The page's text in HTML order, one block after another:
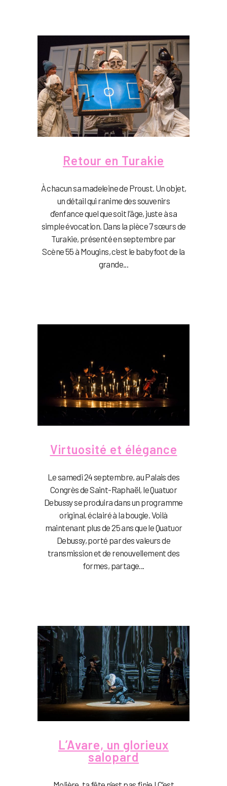
Retour en Turakie
À chacun sa madeleine de Proust. Un objet,
un détail qui ranime des souvenirs
d’enfance quel que soit l’âge, juste à sa
simple évocation. Dans la pièce 7 sœurs de
Turakie, présenté en septembre par
Scène 55 à Mougins, c’est le babyfoot de la
grande...
Virtuosité et élégance
Le samedi 24 septembre, au Palais des
Congrès de Saint-Raphaël, le Quatuor
Debussy se produira dans un programme
original, éclairé à la bougie. Voilà
maintenant plus de 25 ans que le Quatuor
Debussy, porté par des valeurs de
transmission et de renouvellement des
formes, partage...
L’Avare, un glorieux
salopard